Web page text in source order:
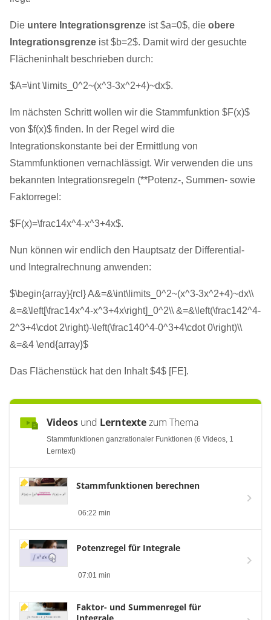
Die untere Integrationsgrenze ist $a=0$, die obere
Integrationsgrenze ist $b=2$. Damit wird der gesuchte
Flächeninhalt beschrieben durch:
$A=\int \limits_0^2~(x^3-3x^2+4)~dx$.
Im nächsten Schritt wollen wir die Stammfunktion $F(x)$
von $f(x)$ finden. In der Regel wird die
Integrationskonstante bei der Ermittlung von
Stammfunktionen vernachlässigt. Wir verwenden die uns
bekannten Integrationsregeln (**Potenz-, Summen- sowie
Faktorregel:
$F(x)=\frac14x^4-x^3+4x$.
Nun können wir endlich den Hauptsatz der Differential-
und Integralrechnung anwenden:
$\begin{array}{rcl} A&=&\int\limits_0^2~(x^3-3x^2+4)~dx\\
&=&\left[\frac14x^4-x^3+4x\right]_0^2\\ &=&\left(\frac142^4-
2^3+4\cdot 2\right)-\left(\frac140^4-0^3+4\cdot 0\right)\\
&=&4 \end{array}$
Das Flächenstück hat den Inhalt $4$ [FE].
Videos und Lerntextezum Thema
Stammfunktionen ganzrationaler Funktionen (6 Videos, 1
Lerntext)
Stammfunktionen berechnen
06:22 min
Potenzregel für Integrale
07:01 min
Faktor- und Summenregel für